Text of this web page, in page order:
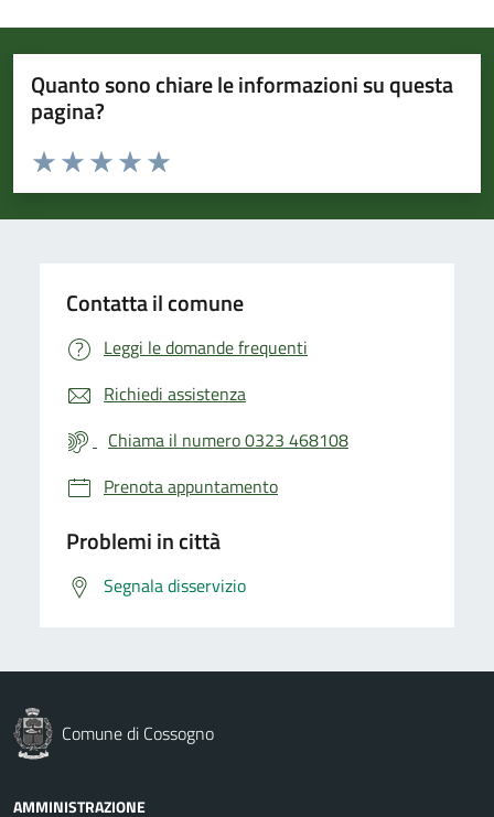
Quanto sono chiare le informazioni su questa
pagina?
Valuta da 1 a 5 stelle la pagina
Valuta 5 stelle su 5
Valuta 4 stelle su 5
Valuta 3 stelle su 5
Valuta 2 stelle su 5
Valuta 1 stelle su 5
Contatta il comune
Leggi le domande frequenti
Richiedi assistenza
Chiama il numero 0323 468108
Prenota appuntamento
Problemi in città
Segnala disservizio
Comune di Cossogno
AMMINISTRAZIONE